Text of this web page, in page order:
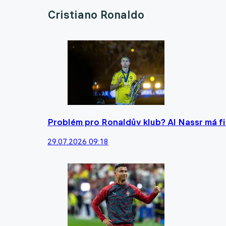
Cristiano Ronaldo
Problém pro Ronaldův klub? Al Nassr má
29.07.2026 09:18